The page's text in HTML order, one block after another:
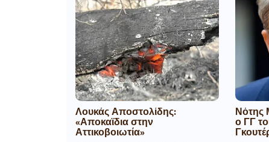
Λουκάς Αποστολίδης:
«Αποκαϊδια στην
Αττικοβοιωτία»
Νότης
ο ΓΓ